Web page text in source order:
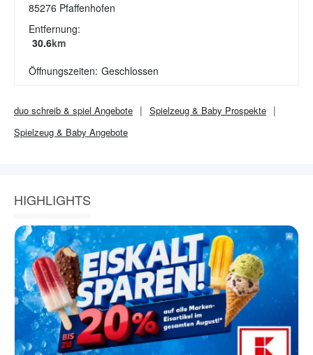
85276 Pfaffenhofen
Entfernung:
30.6km
Öffnungszeiten: Geschlossen
duo schreib & spiel Angebote Spielzeug & Baby Prospekte
Spielzeug & Baby Angebote
HIGHLIGHTS